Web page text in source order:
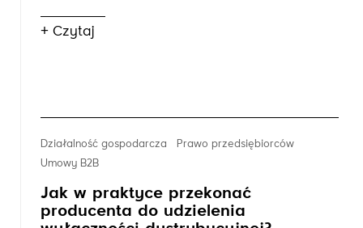
+ Czytaj
Działalność gospodarcza
Prawo przedsiębiorców
Umowy B2B
Jak w praktyce przekonać
producenta do udzielenia